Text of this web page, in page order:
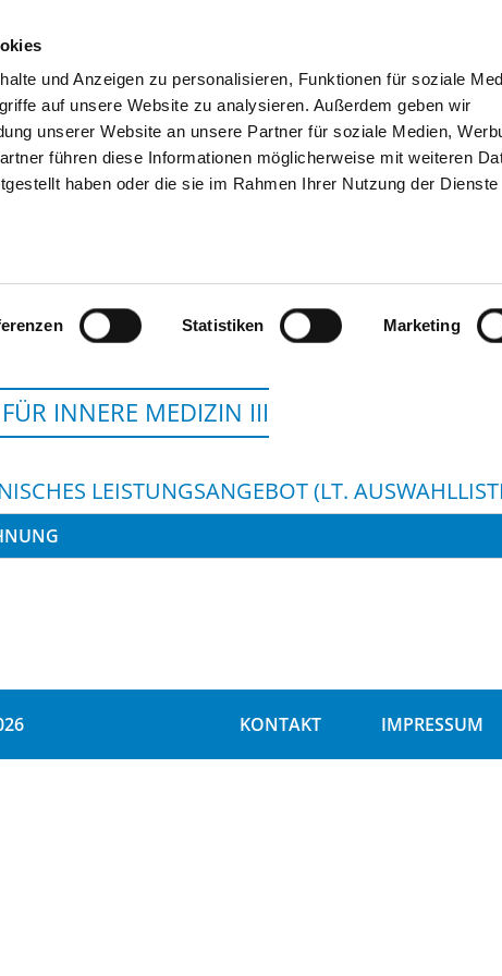
und Anzeigen zu personalisieren, Funktionen für soziale
auf unsere Website zu analysieren. Außerdem geben wir
unserer Website an unsere Partner für soziale Medien,
führen diese Informationen möglicherweise mit weiteren
haben oder die sie im Rahmen Ihrer Nutzung der Dienste
Statistiken Marketing
SUCHEN TIPPS & HILFE DAS DKV
INNERE MEDIZIN III
LEISTUNGSANGEBOT (LT.
KONTAKT IMPRESSUM